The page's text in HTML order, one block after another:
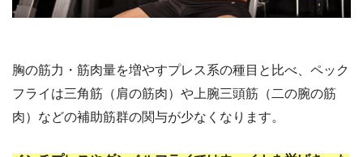
胸の筋力・筋肉量を増やすプレス系の種目と比べ、ペック
フライは三角筋（肩の筋肉）や上腕三頭筋（二の腕の筋
肉）などの補助筋群の関与が少なくなります。